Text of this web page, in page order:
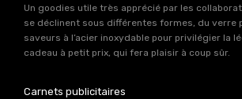
Un goodies utile très apprécié par les
se déclinent sous différentes formes, du verre
saveurs à l’acier inoxydable pour privilégier la
cadeau à petit prix, qui fera plaisir à coup sûr.
Carnets publicitaires